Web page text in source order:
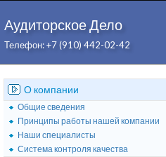
Аудиторское Дело
Телефон: +7 (910) 442-02-42
О компании
Общие сведения
Принципы работы нашей компании
Наши специалисты
Система контроля качества